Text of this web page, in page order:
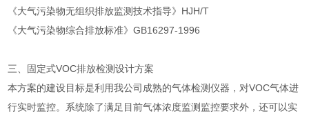
《大气污染物无组织排放监测技术指导》HJH/T
《大气污染物综合排放标准》GB16297-1996
三、固定式VOC排放检测设计方案
本方案的建设目标是利用我公司成熟的气体检测仪器，对VOC气体进
行实时监控。系统除了满足目前气体浓度监测监控要求外，还可以实